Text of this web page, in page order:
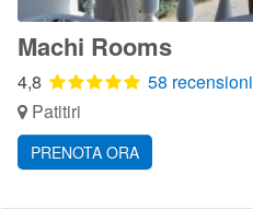
Machi Rooms
4,8
58 recensioni
Patitiri
PRENOTA ORA